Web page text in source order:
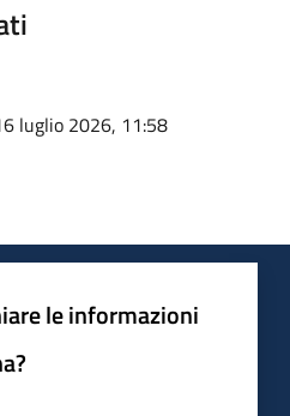
luglio 2026, 11:58
le informazioni